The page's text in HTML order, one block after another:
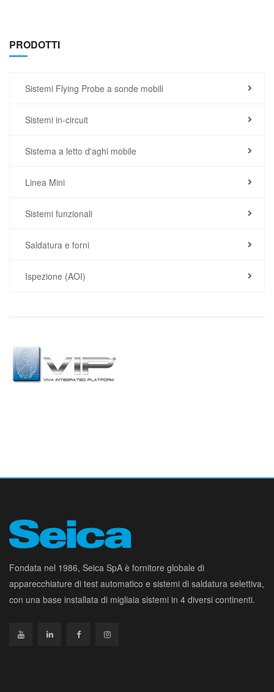
PRODOTTI
Sistemi Flying Probe a sonde mobili
Sistemi in-circuit
Sistema a letto d'aghi mobile
Linea Mini
Sistemi funzionali
Saldatura e forni
Ispezione (AOI)
Fondata nel 1986, Seica SpA è fornitore globale di
apparecchiature di test automatico e sistemi di saldatura selettiva,
con una base installata di migliaia sistemi in 4 diversi continenti.